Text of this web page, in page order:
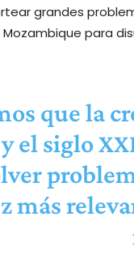
grandes
para
que la
el siglo
más